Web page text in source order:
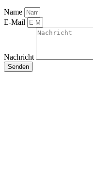
Name
E-Mail
Nachricht
Senden